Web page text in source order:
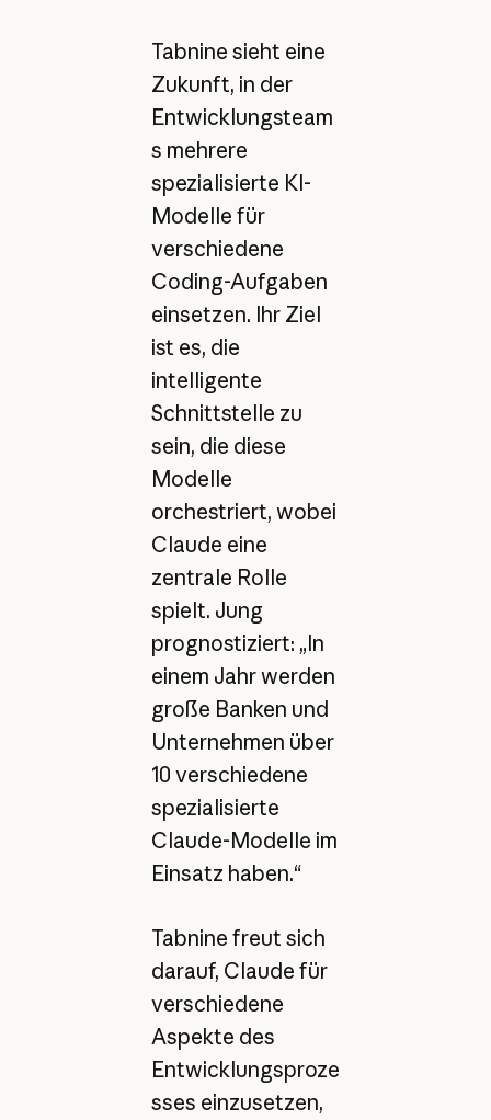
Tabnine sieht eine
Zukunft, in der
Entwicklungsteam
s mehrere
spezialisierte KI-
Modelle für
verschiedene
Coding-Aufgaben
einsetzen. Ihr Ziel
ist es, die
intelligente
Schnittstelle zu
sein, die diese
Modelle
orchestriert, wobei
Claude eine
zentrale Rolle
spielt. Jung
prognostiziert: „In
einem Jahr werden
große Banken und
Unternehmen über
10 verschiedene
spezialisierte
Claude-Modelle im
Einsatz haben.“
Tabnine freut sich
darauf, Claude für
verschiedene
Aspekte des
Entwicklungsproze
sses einzusetzen,